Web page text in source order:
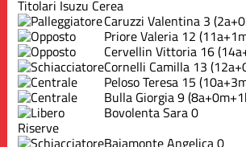
Titolari Isuzu Cerea
Caruzzi Valentina 3
Priore Valeria 12
Cervellin Vittoria 16
Cornelli Camilla 13
Peloso Teresa 15
Bulla Giorgia9
Bovolenta Sara0
Riserve
Baiamonte Angelica0